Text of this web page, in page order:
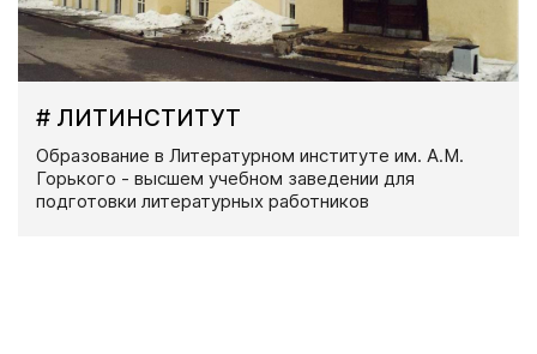
# ЛИТИНСТИТУТ
Образование в Литературном институте им. А.М.
Горького - высшем учебном заведении для
подготовки литературных работников